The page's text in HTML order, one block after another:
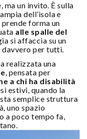
ma un invito. È sulla
dell’isola e
forma un
alle spalle del
si affaccia su un
davvero per tutti.
realizzata una
, pensata per
a chi ha disabilità
estivi, quando la
semplice struttura
uno spazio
a poco tempo fa,